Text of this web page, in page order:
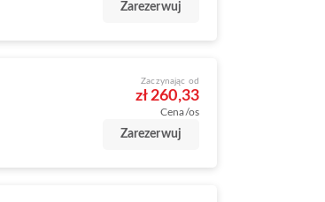
Zarezerwuj
Zaczynając od
zł 260,33
Cena/os
Zarezerwuj